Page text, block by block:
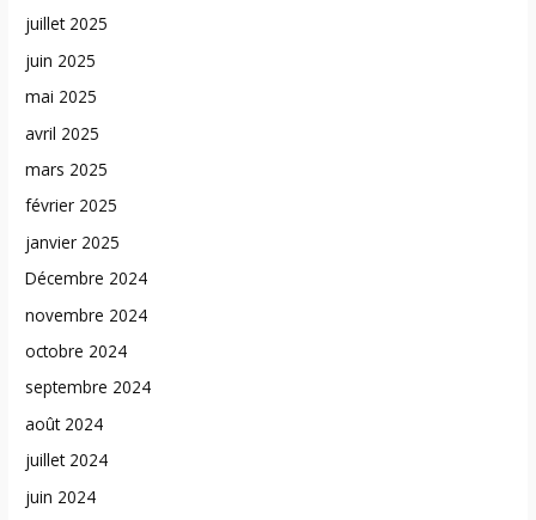
juillet 2025
juin 2025
mai 2025
avril 2025
mars 2025
février 2025
janvier 2025
Décembre 2024
novembre 2024
octobre 2024
septembre 2024
août 2024
juillet 2024
juin 2024